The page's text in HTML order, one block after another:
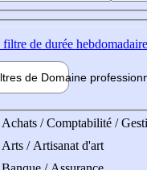
de durée hebdomadaire
de Domaine pro
Achats / Comptabilité /
Arts / Artisanat d'art